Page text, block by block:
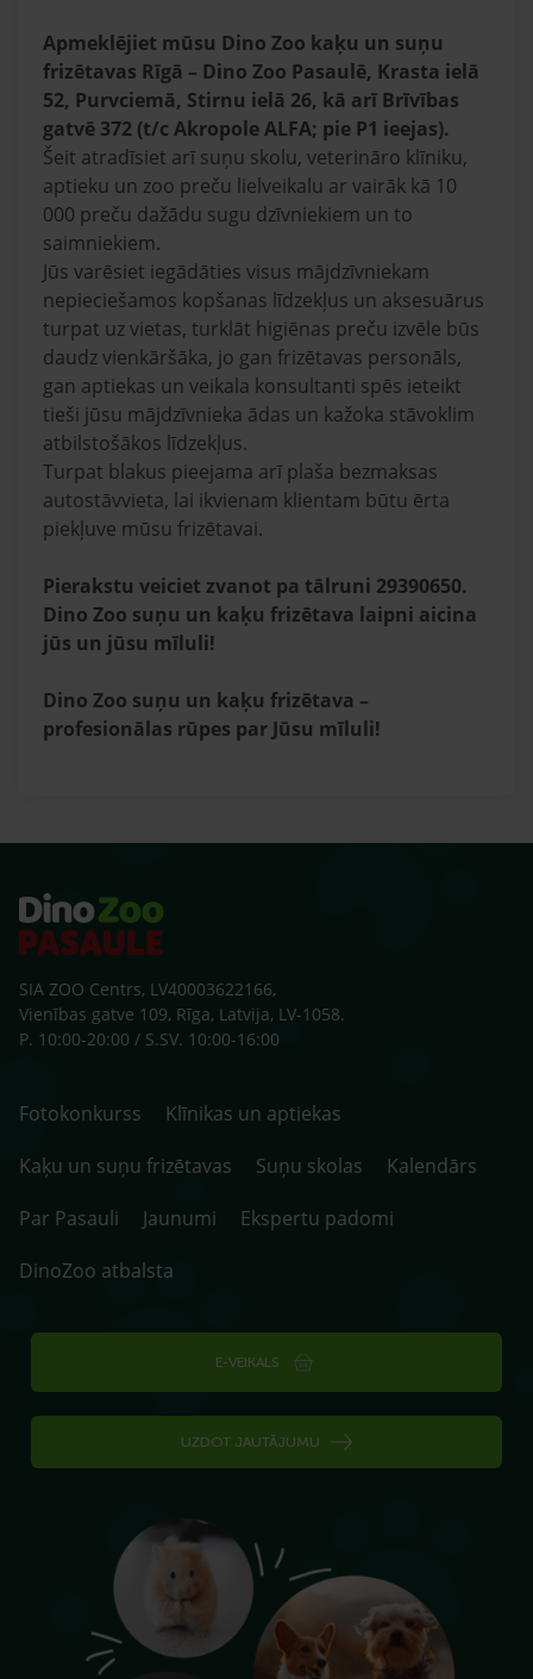
Apmeklējiet mūsu Dino Zoo kaķu un suņu
frizētavas Rīgā – Dino Zoo Pasaulē, Krasta ielā
52, Purvciemā, Stirnu ielā 26, kā arī Brīvības
gatvē 372 (t/c Akropole ALFA; pie P1 ieejas).
Šeit atradīsiet arī suņu skolu, veterināro klīniku,
aptieku un zoo preču lielveikalu ar vairāk kā 10
000 preču dažādu sugu dzīvniekiem un to
saimniekiem.
Jūs varēsiet iegādāties visus mājdzīvniekam
nepieciešamos kopšanas līdzekļus un aksesuārus
turpat uz vietas, turklāt higiēnas preču izvēle būs
daudz vienkāršāka, jo gan frizētavas personāls,
gan aptiekas un veikala konsultanti spēs ieteikt
tieši jūsu mājdzīvnieka ādas un kažoka stāvoklim
atbilstošākos līdzekļus.
Turpat blakus pieejama arī plaša bezmaksas
autostāvvieta, lai ikvienam klientam būtu ērta
piekļuve mūsu frizētavai.
Pierakstu veiciet zvanot pa tālruni 29390650.
Dino Zoo suņu un kaķu frizētava laipni aicina
jūs un jūsu mīluli!
Dino Zoo suņu un kaķu frizētava –
profesionālas rūpes par Jūsu mīluli!
SIA ZOO Centrs, LV40003622166,
Vienības gatve 109, Rīga, Latvija, LV-1058.
P. 10:00-20:00 / S.SV. 10:00-16:00
Fotokonkurss
Klīnikas un aptiekas
Kaķu un suņu frizētavas
Suņu skolas
Kalendārs
Par Pasauli
Jaunumi
Ekspertu padomi
DinoZoo atbalsta
E-VEIKALS
UZDOT JAUTĀJUMU